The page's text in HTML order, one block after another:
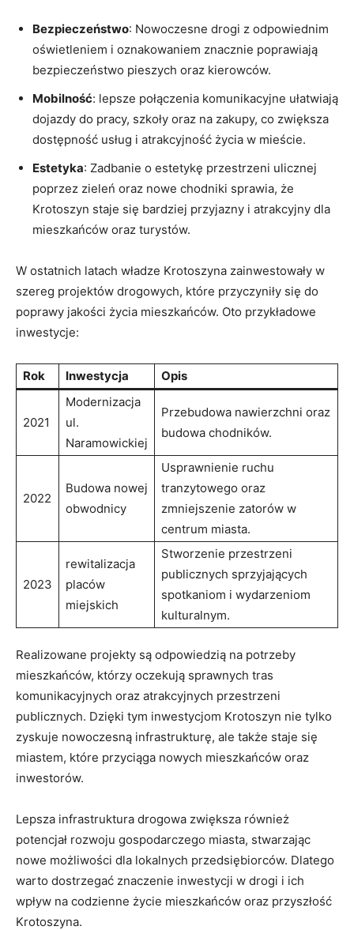
Bezpieczeństwo: Nowoczesne drogi z odpowiednim
oświetleniem i oznakowaniem znacznie poprawiają
bezpieczeństwo pieszych oraz kierowców.
Mobilność: lepsze połączenia komunikacyjne ułatwiają
dojazdy do pracy, szkoły oraz na zakupy, co zwiększa
dostępność usług i atrakcyjność życia w mieście.
Estetyka: Zadbanie o estetykę przestrzeni ulicznej
poprzez zieleń oraz nowe chodniki sprawia, że
Krotoszyn staje się bardziej przyjazny i atrakcyjny dla
mieszkańców oraz turystów.
W ostatnich latach władze Krotoszyna zainwestowały w
szereg projektów drogowych, które przyczyniły się do
poprawy jakości życia mieszkańców. Oto przykładowe
inwestycje:
Rok Inwestycja Opis
2021
Modernizacja
ul.
Naramowickiej
Przebudowa nawierzchni oraz
budowa chodników.
2022
Budowa nowej
obwodnicy
Usprawnienie ruchu
tranzytowego oraz
zmniejszenie zatorów w
centrum miasta.
2023
rewitalizacja
placów
miejskich
Stworzenie przestrzeni
publicznych sprzyjających
spotkaniom i wydarzeniom
kulturalnym.
Realizowane projekty są odpowiedzią na potrzeby
mieszkańców, którzy oczekują sprawnych tras
komunikacyjnych oraz atrakcyjnych przestrzeni
publicznych. Dzięki tym inwestycjom Krotoszyn nie tylko
zyskuje nowoczesną infrastrukturę, ale także staje się
miastem, które przyciąga nowych mieszkańców oraz
inwestorów.
Lepsza infrastruktura drogowa zwiększa również
potencjał rozwoju gospodarczego miasta, stwarzając
nowe możliwości dla lokalnych przedsiębiorców. Dlatego
warto dostrzegać znaczenie inwestycji w drogi i ich
wpływ na codzienne życie mieszkańców oraz przyszłość
Krotoszyna.